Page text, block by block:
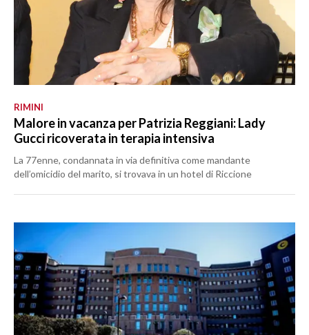
RIMINI
Malore in vacanza per Patrizia Reggiani: Lady
Gucci ricoverata in terapia intensiva
La 77enne, condannata in via definitiva come mandante
dell’omicidio del marito, si trovava in un hotel di Riccione